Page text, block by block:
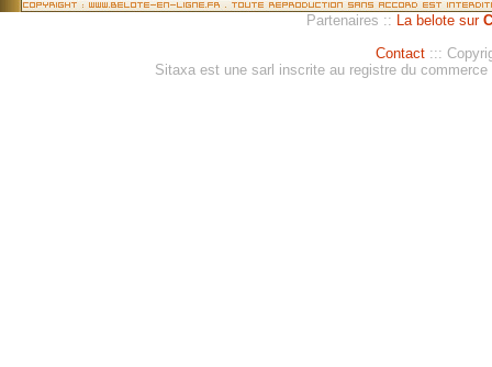
Partenaires :: La belote sur
Contact :::
Sitaxa est une sarl inscrite au registre du